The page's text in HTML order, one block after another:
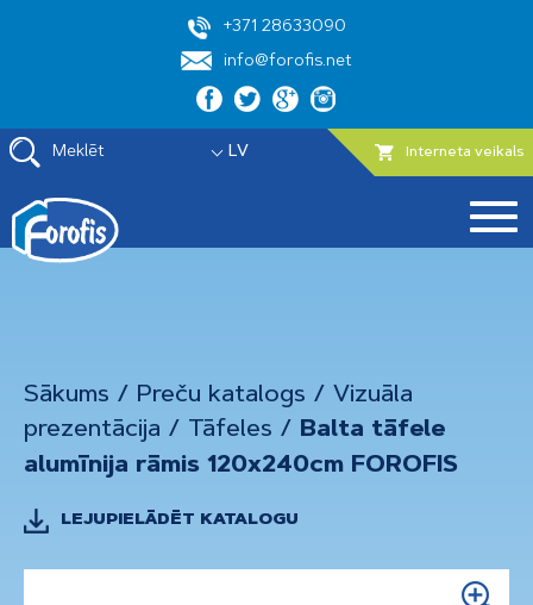
+371 28633090
info@forofis.net
Meklēt LV Interneta veikals
Sākums / Preču katalogs / Vizuāla
prezentācija / Tāfeles / Balta tāfele
alumīnija rāmis 120x240cm FOROFIS
LEJUPIELĀDĒT KATALOGU